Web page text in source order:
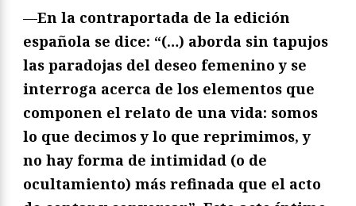
—En la contraportada de la edición
española se dice: “(…) aborda sin tapujos
las paradojas del deseo femenino y se
interroga acerca de los elementos que
componen el relato de una vida: somos
lo que decimos y lo que reprimimos, y
no hay forma de intimidad (o de
ocultamiento) más refinada que el acto